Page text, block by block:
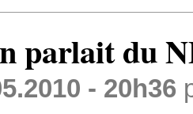
parlait du
- 20h36